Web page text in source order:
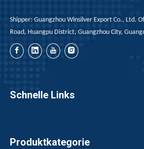
Shipper: Guangzhou Winsilver Export Co., Ltd.
Road, Huangpu District, Guangzhou City,
Schnelle Links
Produktkategorie